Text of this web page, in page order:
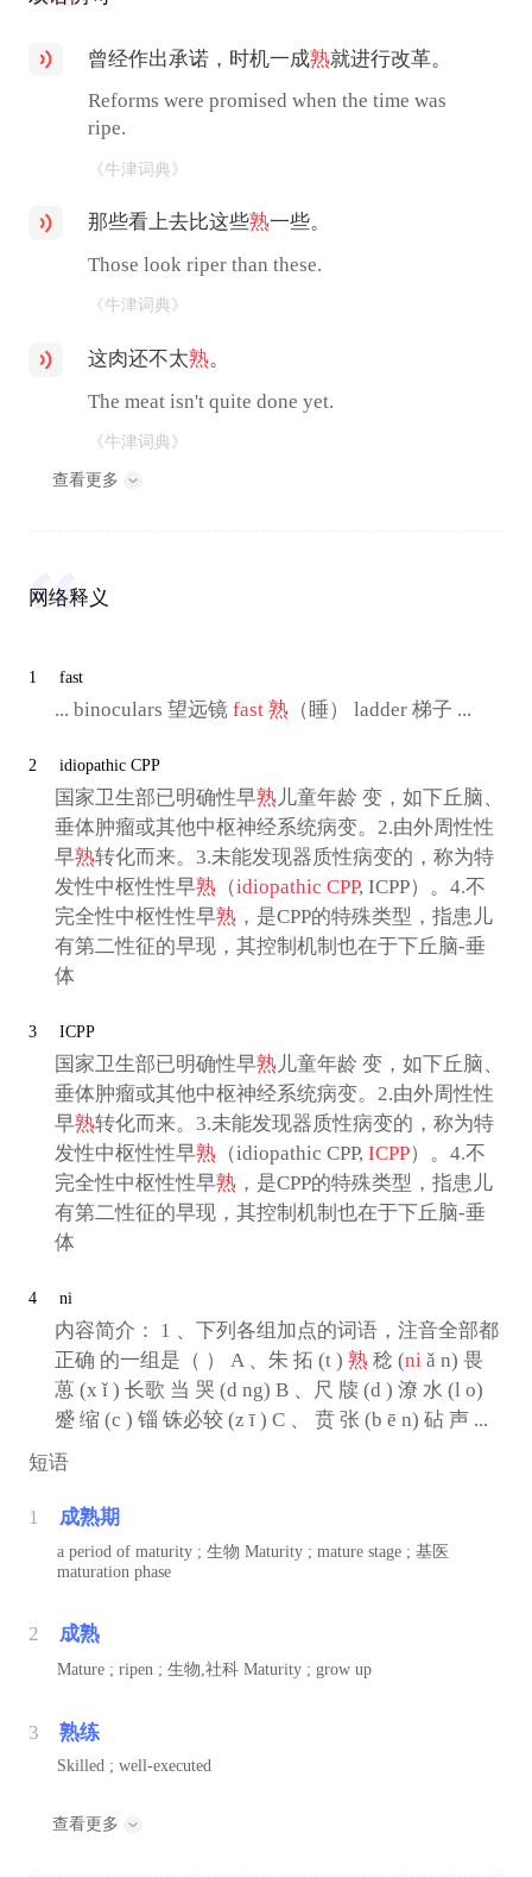
曾经作出承诺，时机一成熟就进行改革。
Reforms were promised when the time was
ripe.
《牛津词典》
那些看上去比这些熟一些。
Those look riper than these.
《牛津词典》
这肉还不太熟。
The meat isn't quite done yet.
《牛津词典》
查看更多
网络释义
1 fast
... binoculars 望远镜 fast 熟（睡） ladder 梯子 ...
2 idiopathic CPP
国家卫生部已明确性早熟儿童年龄 变，如下丘脑、
垂体肿瘤或其他中枢神经系统病变。2.由外周性性
早熟转化而来。3.未能发现器质性病变的，称为特
发性中枢性性早熟（idiopathic CPP, ICPP）。4.不
完全性中枢性性早熟，是CPP的特殊类型，指患儿
有第二性征的早现，其控制机制也在于下丘脑-垂
体
3 ICPP
国家卫生部已明确性早熟儿童年龄 变，如下丘脑、
垂体肿瘤或其他中枢神经系统病变。2.由外周性性
早熟转化而来。3.未能发现器质性病变的，称为特
发性中枢性性早熟（idiopathic CPP, ICPP）。4.不
完全性中枢性性早熟，是CPP的特殊类型，指患儿
有第二性征的早现，其控制机制也在于下丘脑-垂
体
4 ni
内容简介： 1 、下列各组加点的词语，注音全部都
正确 的一组是（ ） A 、朱 拓 (t ) 熟稔 (ni ǎ n) 畏
葸 (x ǐ ) 长歌 当 哭 (d ng) B 、尺 牍 (d ) 潦 水 (l o)
蹙 缩 (c ) 锱 铢必较 (z ī ) C 、 贲 张 (b ē n) 砧 声 ...
短语
1 成熟期
a period of maturity ; 生物 Maturity ; mature stage ; 基医
maturation phase
2 成熟
Mature ; ripen ; 生物,社科 Maturity ; grow up
3 熟练
Skilled ; well-executed
查看更多